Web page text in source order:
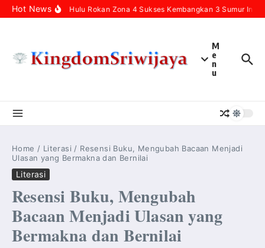
Skip to content
Hot News
Pertamina Hulu Rokan Zona 4 Sukses Kembangkan 3 Sumur Infill
M
e
n
u
Home / Literasi / Resensi Buku, Mengubah Bacaan Menjadi
Ulasan yang Bermakna dan Bernilai
Literasi
Resensi Buku, Mengubah
Bacaan Menjadi Ulasan yang
Bermakna dan Bernilai